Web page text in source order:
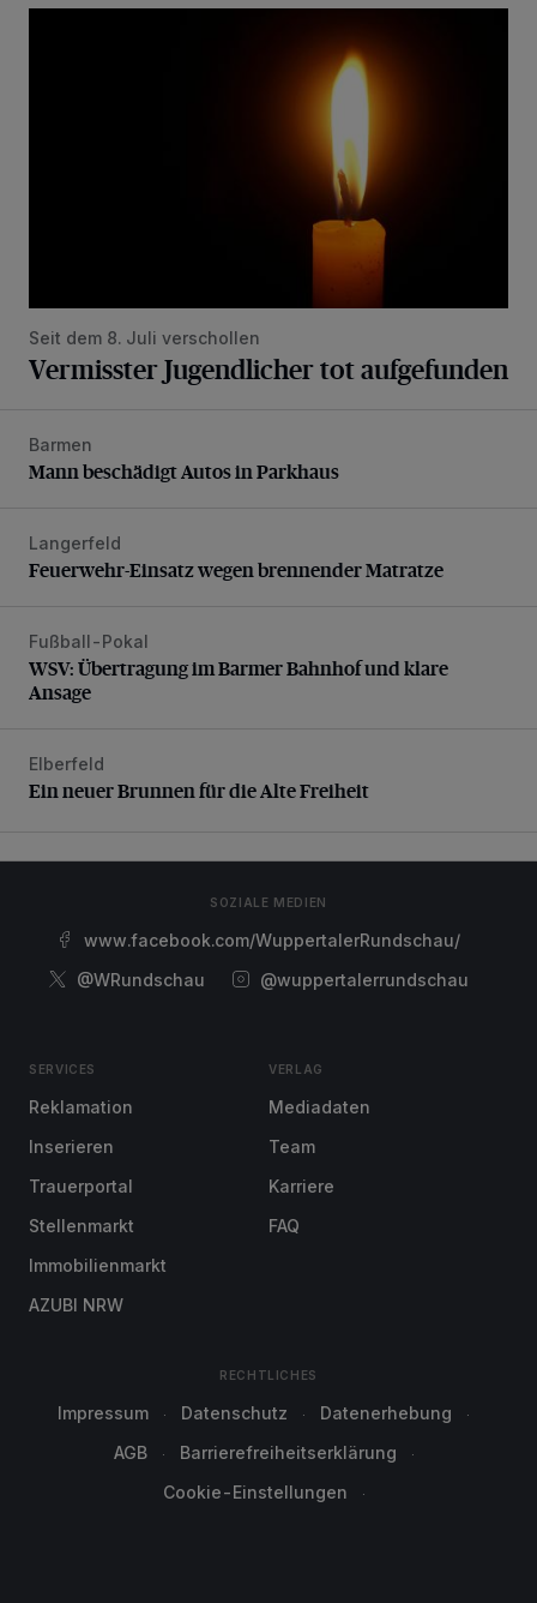
Seit dem 8. Juli verschollen
Vermisster Jugendlicher tot aufgefunden
Mann beschädigt Autos in Parkhaus
Barmen
Mann beschädigt Autos in Parkhaus
Feuerwehr-Einsatz wegen brennender Matratze
Langerfeld
Feuerwehr-Einsatz wegen brennender Matratze
WSV: Übertragung im Barmer Bahnhof und klare Ansage
Fußball-Pokal
WSV: Übertragung im Barmer Bahnhof und klare
Ansage
Ein neuer Brunnen für die Alte Freiheit
Elberfeld
Ein neuer Brunnen für die Alte Freiheit
SOZIALE MEDIEN
www.facebook.com/WuppertalerRundschau/
@WRundschau
@wuppertalerrundschau
SERVICES
Reklamation
Inserieren
Trauerportal
Stellenmarkt
Immobilienmarkt
AZUBI NRW
VERLAG
Mediadaten
Team
Karriere
FAQ
RECHTLICHES
Impressum Datenschutz
Datenerhebung
AGB
Barrierefreiheitserklärung
Cookie-Einstellungen